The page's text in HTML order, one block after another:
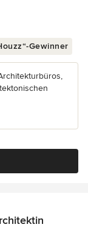
Gewinner